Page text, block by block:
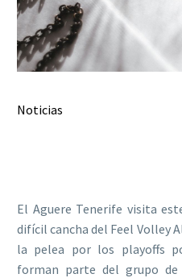
Noticias
El Aguere Tenerife visita
difícil cancha del Feel Volley
la pelea por los playoffs
forman parte del grupo de